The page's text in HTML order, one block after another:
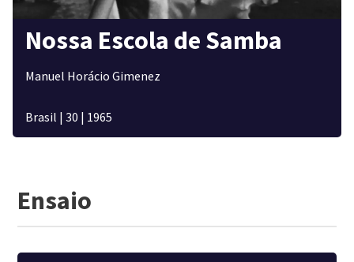
Nossa Escola de Samba
Manuel Horácio Gimenez
Brasil | 30 | 1965
Ensaio